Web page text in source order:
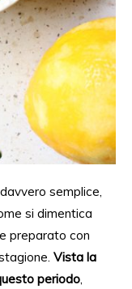
semplice,
si dimentica
preparato con
Vista la
periodo,